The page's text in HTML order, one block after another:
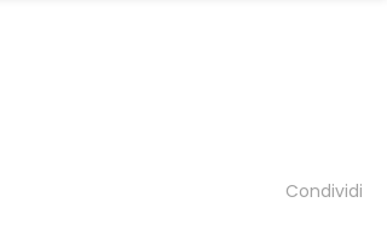
Condividi